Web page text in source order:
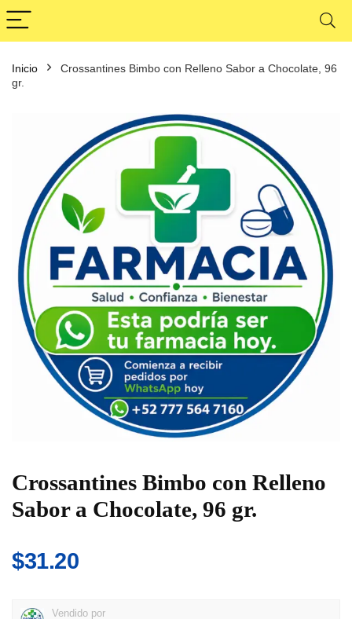
Inicio
Crossantines Bimbo con Relleno Sabor a Chocolate, 96
gr.
Crossantines Bimbo con Relleno
Sabor a Chocolate, 96 gr.
$31.20
Vendido por